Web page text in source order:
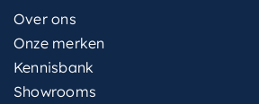
Over ons
Onze merken
Kennisbank
Showrooms